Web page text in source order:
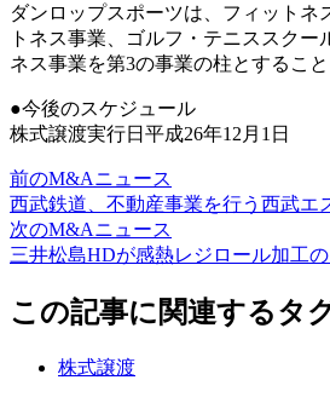
ダンロップスポーツは、フィットネ
トネス事業、ゴルフ・テニススク
ネス事業を第3の事業の柱とすること
●今後のスケジュール
株式譲渡実行日平成26年12月1日
前のM&Aニュース
西武鉄道、不動産事業を行う西武エ
次のM&Aニュース
三井松島HDが感熱レジロール加工
この記事に関連するタ
株式譲渡